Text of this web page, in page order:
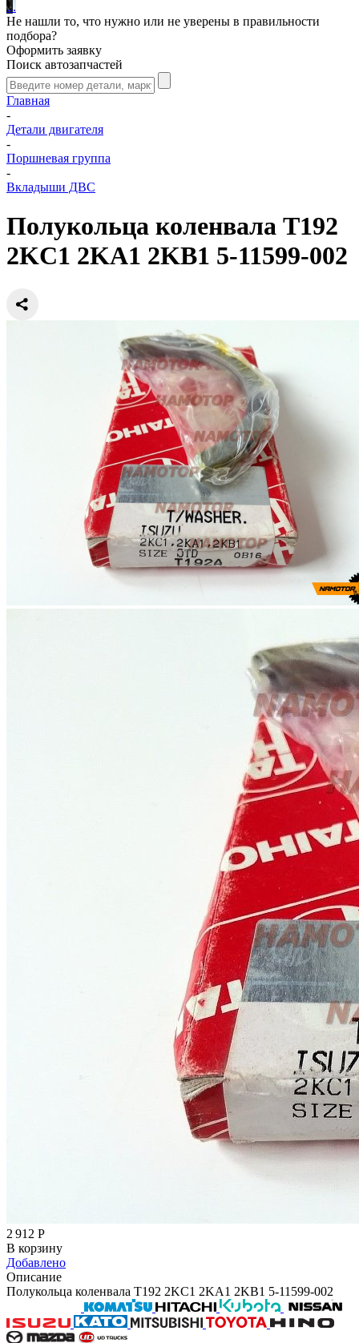
...
Не нашли то, что нужно или не уверены в правильности
подбора?
Оформить заявку
Поиск автозапчастей
Главная
-
Детали двигателя
-
Поршневая группа
-
Вкладыши ДВС
Полукольца коленвала T192
2KC1 2KA1 2KB1 5-11599-002
2 912 Р
В корзину
Добавлено
Описание
Полукольца коленвала T192 2KC1 2KA1 2KB1 5-11599-002